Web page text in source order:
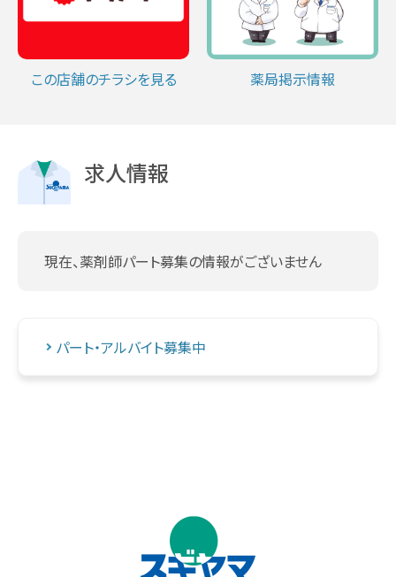
この店舗のチラシを見る 薬局掲示情報
求人情報
現在、薬剤師パート募集の情報がございません
パート・アルバイト募集中